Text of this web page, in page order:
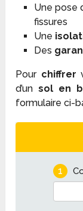
Une pose
fissures
Une
Des
Pour chiffrer
d’unsol en
formulaire ci-
1